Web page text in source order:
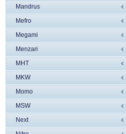
Mandrus
Mefro
Megami
Menzari
MHT
MKW
Momo
MSW
Next